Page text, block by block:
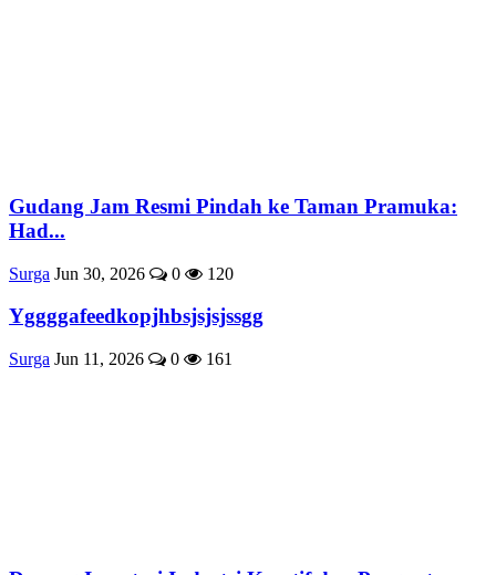
Gudang Jam Resmi Pindah ke Taman Pramuka:
Had...
Surga Jun 30, 2026 0 120
Yggggafeedkopjhbsjsjsjssgg
Surga Jun 11, 2026 0 161